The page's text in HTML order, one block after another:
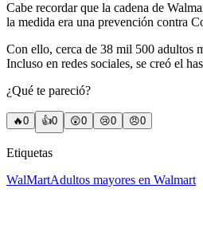
Cabe recordar que la cadena de
la medida era una prevención contra
Con ello, cerca de 38 mil 500 adultos
Incluso en redes sociales, se creó el
¿Qué te pareció?
🔥0 👍0 😲0 😢0 😠0
Etiquetas
WalMartAdultos mayores en Walmart